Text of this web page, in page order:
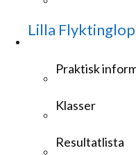
Lilla
Praktisk
Klasser
Resultatlista